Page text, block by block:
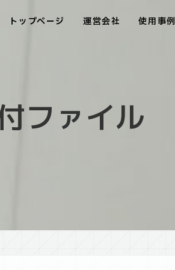
トップページ 運営会社 使用事例
ファイル